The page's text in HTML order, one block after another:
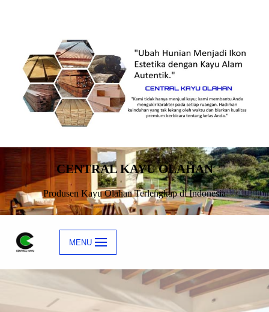
content
CENTRAL KAYU OLAHAN
Produsen Kayu Olahan Terlengkap di Indonesia
MENU